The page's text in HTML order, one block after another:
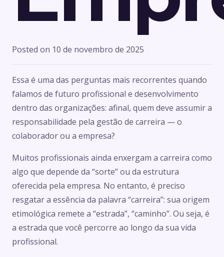
Posted on 10 de novembro de 2025
Essa é uma das perguntas mais recorrentes quando
falamos de futuro profissional e desenvolvimento
dentro das organizações: afinal, quem deve assumir a
responsabilidade pela gestão de carreira — o
colaborador ou a empresa?
Muitos profissionais ainda enxergam a carreira como
algo que depende da “sorte” ou da estrutura
oferecida pela empresa. No entanto, é preciso
resgatar a essência da palavra “carreira”: sua origem
etimológica remete a “estrada”, “caminho”. Ou seja, é
a estrada que você percorre ao longo da sua vida
profissional.